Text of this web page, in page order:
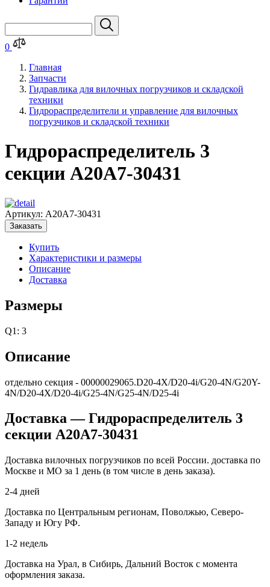
0
Главная
Запчасти
Гидравлика для вилочных погрузчиков и складской
техники
Гидрораспределители и управление для вилочных
погрузчиков и складской техники
Гидрораспределитель 3
секции A20A7-30431
Артикул: A20A7-30431
Заказать
Купить
Характеристики и размеры
Описание
Доставка
Размеры
Q1: 3
Описание
отдельно секция - 00000029065.D20-4X/D20-4i/G20-4N/G20Y-
4N/D20-4X/D20-4i/G25-4N/G25-4N/D25-4i
Доставка — Гидрораспределитель 3
секции A20A7-30431
Доставка вилочных погрузчиков по всей России. доставка по
Москве и МО за 1 день (в том числе в день заказа).
2-4 дней
Доставка по Центральным регионам, Поволжью, Северо-
Западу и Югу РФ.
1-2 недель
Доставка на Урал, в Сибирь, Дальний Восток с момента
оформления заказа.